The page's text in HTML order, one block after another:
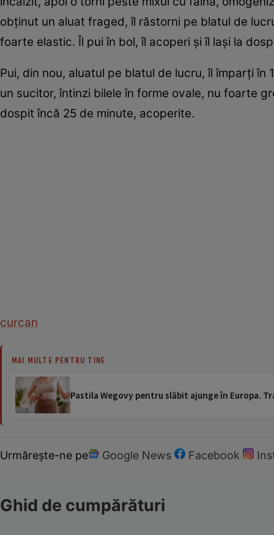
obținut un aluat fraged, îl răstorni pe blatul de
foarte elastic. Îl pui în bol, îl acoperi și îl lași la
Pui, din nou, aluatul pe blatul de lucru, îl împarți
un sucitor, întinzi bilele în forme ovale, nu foarte
dospit încă 25 de minute, acoperite.
curcan
MAI MULTE PENTRU TINE
Pastila Wegovy pentru slăbit ajunge în Europa.
Urmărește-ne pe Google News Facebook
Ghid de cumpărături